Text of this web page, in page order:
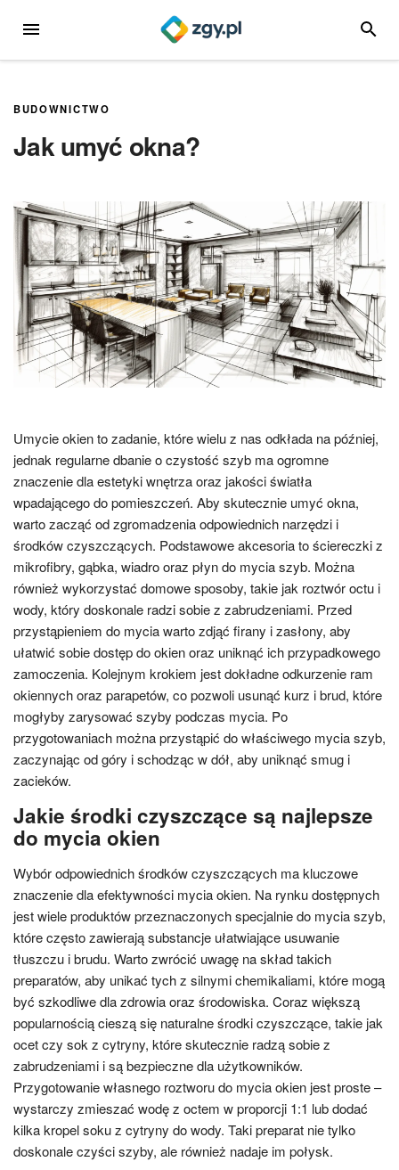
MENU
BUDOWNICTWO
Jak umyć okna?
Umycie okien to zadanie, które wielu z nas odkłada na później,
jednak regularne dbanie o czystość szyb ma ogromne
znaczenie dla estetyki wnętrza oraz jakości światła
wpadającego do pomieszczeń. Aby skutecznie umyć okna,
warto zacząć od zgromadzenia odpowiednich narzędzi i
środków czyszczących. Podstawowe akcesoria to ściereczki z
mikrofibry, gąbka, wiadro oraz płyn do mycia szyb. Można
również wykorzystać domowe sposoby, takie jak roztwór octu i
wody, który doskonale radzi sobie z zabrudzeniami. Przed
przystąpieniem do mycia warto zdjąć firany i zasłony, aby
ułatwić sobie dostęp do okien oraz uniknąć ich przypadkowego
zamoczenia. Kolejnym krokiem jest dokładne odkurzenie ram
okiennych oraz parapetów, co pozwoli usunąć kurz i brud, które
mogłyby zarysować szyby podczas mycia. Po
przygotowaniach można przystąpić do właściwego mycia szyb,
zaczynając od góry i schodząc w dół, aby uniknąć smug i
zacieków.
Jakie środki czyszczące są najlepsze
do mycia okien
Wybór odpowiednich środków czyszczących ma kluczowe
znaczenie dla efektywności mycia okien. Na rynku dostępnych
jest wiele produktów przeznaczonych specjalnie do mycia szyb,
które często zawierają substancje ułatwiające usuwanie
tłuszczu i brudu. Warto zwrócić uwagę na skład takich
preparatów, aby unikać tych z silnymi chemikaliami, które mogą
być szkodliwe dla zdrowia oraz środowiska. Coraz większą
popularnością cieszą się naturalne środki czyszczące, takie jak
ocet czy sok z cytryny, które skutecznie radzą sobie z
zabrudzeniami i są bezpieczne dla użytkowników.
Przygotowanie własnego roztworu do mycia okien jest proste –
wystarczy zmieszać wodę z octem w proporcji 1:1 lub dodać
kilka kropel soku z cytryny do wody. Taki preparat nie tylko
doskonale czyści szyby, ale również nadaje im połysk.